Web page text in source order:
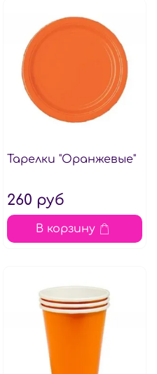
Тарелки "Оранжевые"
260 руб
В корзину